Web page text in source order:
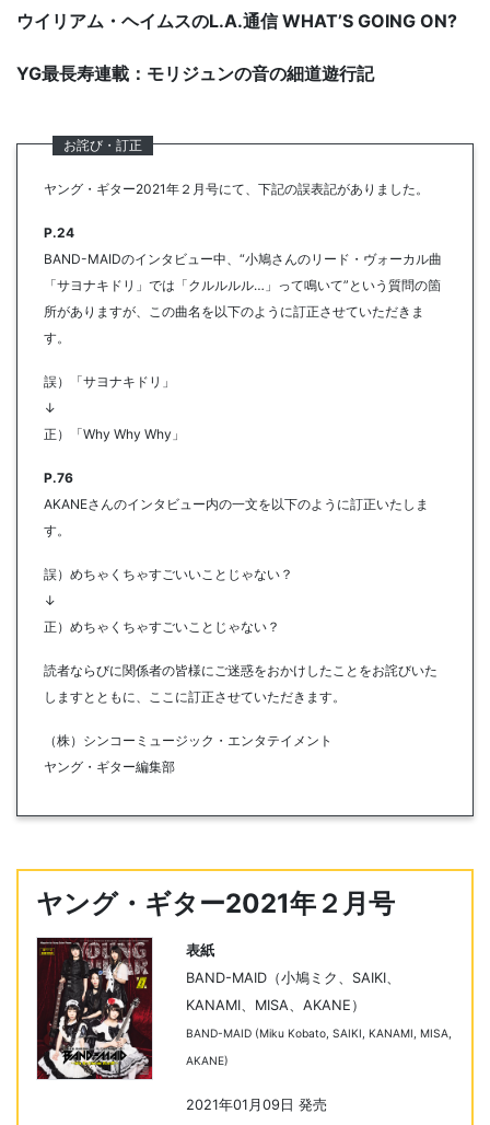
ウイリアム・ヘイムスのL.A.通信 WHAT’S GOING ON?
YG最長寿連載：モリジュンの音の細道遊行記
ヤング・ギター2021年２月号にて、下記の誤表記がありました。
P.24
BAND-MAIDのインタビュー中、“小鳩さんのリード・ヴォーカル曲
「サヨナキドリ」では「クルルルル…」って鳴いて”という質問の箇
所がありますが、この曲名を以下のように訂正させていただきま
す。
誤）「サヨナキドリ」
↓
正）「Why Why Why」
P.76
AKANEさんのインタビュー内の一文を以下のように訂正いたしま
す。
誤）めちゃくちゃすごいいことじゃない？
↓
正）めちゃくちゃすごいことじゃない？
読者ならびに関係者の皆様にご迷惑をおかけしたことをお詫びいた
しますとともに、ここに訂正させていただきます。
（株）シンコーミュージック・エンタテイメント
ヤング・ギター編集部
ヤング・ギター2021年２月号
表紙
BAND-MAID（小鳩ミク、SAIKI、
KANAMI、MISA、AKANE）
BAND-MAID (Miku Kobato, SAIKI, KANAMI, MISA,
AKANE)
2021年01月09日 発売